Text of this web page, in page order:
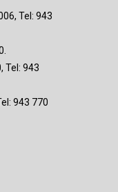
Tel: 943
Tel: 943
943 770